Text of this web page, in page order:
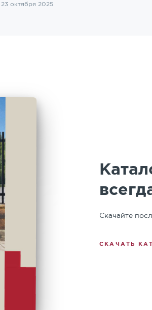
Марии Юрьевне. Таким людям можно
23 октября 2025
Скачайте
СКАЧАТЬ